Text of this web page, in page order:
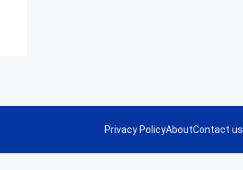
Privacy PolicyAboutContact us